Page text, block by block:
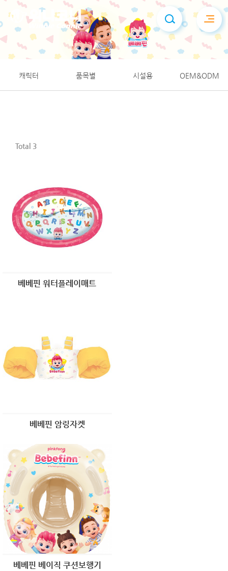
캐릭터 품목별 시설용 OEM&ODM
Total 3
베베핀 워터플레이매트
베베핀 암링자켓
베베핀 베이직 쿠션보행기